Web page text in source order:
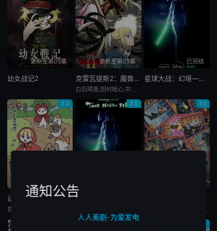
更新至第05集
幼女战记2
更新至第05集
克雷瓦提斯2：魔兽之王与虚伪的勇者传承
白石晴香,田村睦心,中村悠一,黑田崇矢,潘惠美,杉田智和,会泽纱弥,黑泽朋世,关智一,梅田修一朗,菊池由莉奈,橘龙丸,铃木崚汰,峰田大梦,久野美咲,西山宏太朗,关根明良,佐野史郎
已完结
星球大战：幻境—第九个绝地武士
3.0
动起来！从前有只猫
3.0 1.0
乔治·布扎,雷·蔡斯,霍莉·周,卡尔·J·杜德,詹妮弗·黑尔,JP·卡利亚赫,罗斯·马昆德,艾莉森·西莉-史密斯,马修·沃特森,伦诺·赞恩,迈克尔·约翰斯顿
7.0
通知公告
人人美剧-为爱发电